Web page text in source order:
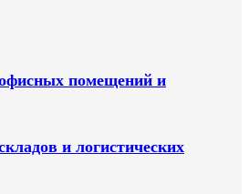
помещений и
и логистических